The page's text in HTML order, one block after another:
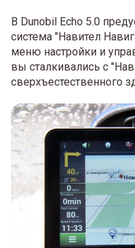
В Dunobil Echo 5.0
система "Навител
меню настройки и
вы сталкивались с
сверхъестественного